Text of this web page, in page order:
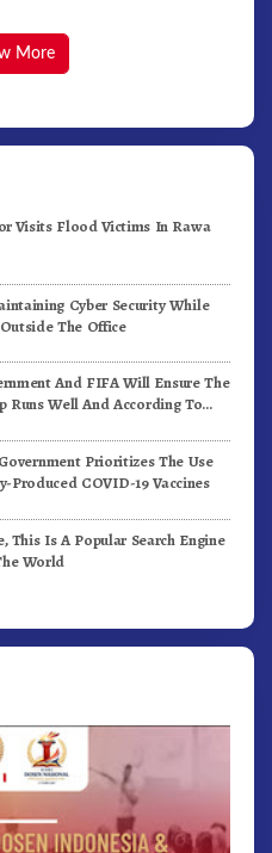
More
Visits Flood Victims In Rawa
Cyber Security While
The Office
And FIFA Will Ensure The
Runs Well And According To
Prioritizes The Use
Produced COVID-19 Vaccines
This Is A Popular Search Engine
World